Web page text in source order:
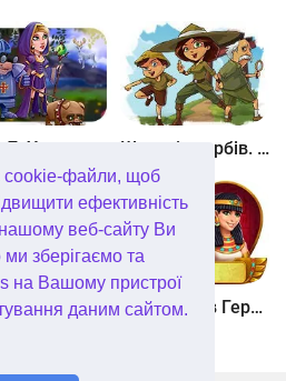
cookie-файли, щоб
ефективність
нашому веб-сайту Ви
зберігаємо та
на Вашому пристрої
даним сайтом.
виставляються фантастичні суми.
станьте власником цілої імперії
Шукачі скарбів. Камінь душі
Алісія Квотермейн 3. Таємниця палаючого золота. колекційне видання 12 подвигів Геракла. Як я зустрів Мегару. колекційне видання